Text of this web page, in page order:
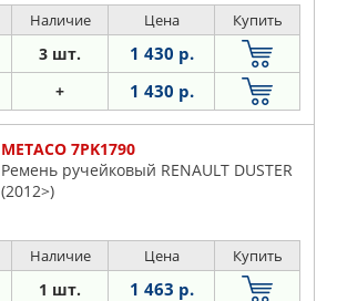
Наличие Цена Купить
3 шт. 1 430 р.
+ 1 430 р.
METACO 7PK1790
Ремень ручейковый RENAULT DUSTER
(2012>)
Наличие Цена Купить
1 шт. 1 463 р.